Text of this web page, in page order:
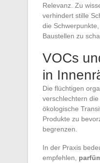
Relevanz. Zu
verhindert stille
die
Baustellen zu
VOCs
in
Die flüchtigen
verschlechtern
ökologische
Produkte zu
begrenzen.
In der Praxis
empfehlen,